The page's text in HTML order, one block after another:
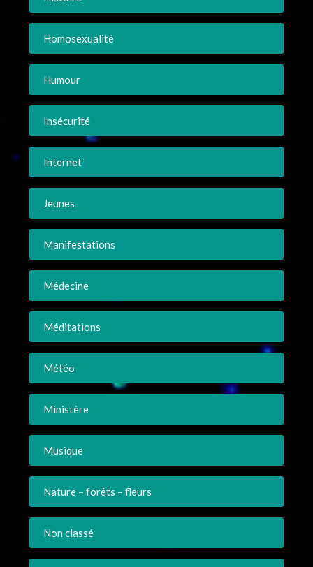
Homosexualité
Humour
Insécurité
Internet
Jeunes
Manifestations
Médecine
Méditations
Météo
Ministère
Musique
Nature – forêts – fleurs
Non classé